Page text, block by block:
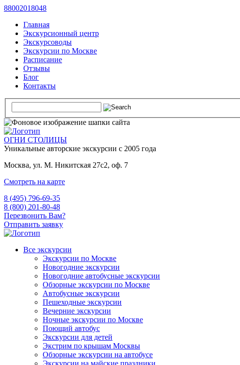
88002018048
Главная
Экскурсионный центр
Экскурсоводы
Экскурсии по Москве
Расписание
Отзывы
Блог
Контакты
ОГНИ СТОЛИЦЫ
Уникальные авторские экскурсии с 2005 года
Москва, ул. М. Никитская 27с2, оф. 7
Смотреть на карте
8 (495) 796-69-35
8 (800) 201-80-48
Перезвонить Вам?
Отправить заявку
Все экскурсии
Экскурсии по Москве
Новогодние экскурсии
Новогодние автобусные экскурсии
Обзорные экскурсии по Москве
Автобусные экскурсии
Пешеходные экскурсии
Вечерние экскурсии
Ночные экскурсии по Москве
Поющий автобус
Экскурсии для детей
Экстрим по крышам Москвы
Обзорные экскурсии на автобусе
Экскурсии на майские праздники